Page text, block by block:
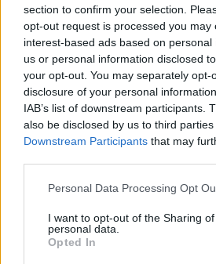
section to confirm your selection.
opt-out request is processed you may
interest-based ads based on
us or personal information disclosed
your opt-out. You may separately opt-
disclosure of your personal
IAB’s list of downstream participants.
also be disclosed by us to third
Downstream Participants that may
Personal Data Processing Opt
I want to opt-out of the Sharing
personal data.
Opted In
19:45
Καταβλήθηκαν 33.579.900 εκατ.
λιπασμάτων
19:42
Καλοκαίρι 2026: Η Ευρώπη στις
στρέμματα στάχτη, από την
(Βίντεο)
19:18
της αίθουσας χορού στον Λευκό
Χανιά: Σχεδόν 1 εκατ. ευρώ από το